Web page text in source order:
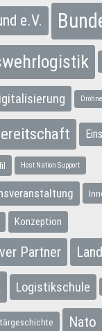
e.V.
Host Nation Support
Konzeption
Partner
Logistikschule
Nato